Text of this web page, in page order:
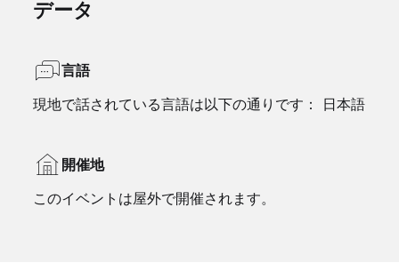
データ
言語
現地で話されている言語は以下の通りです： 日本語
開催地
このイベントは屋外で開催されます。